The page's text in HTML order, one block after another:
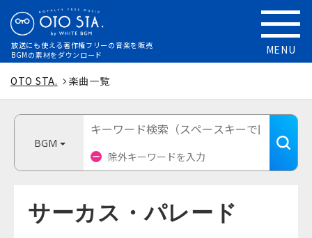
放送にも使える著作権フリーの音楽を販売
BGMの素材をダウンロード
MENU
OTO STA. 楽曲一覧
BGM
サーカス・パレード